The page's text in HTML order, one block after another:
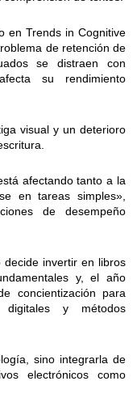
en Trends in Cognitive
de retención de
se distraen con
su rendimiento
visual y un deterioro
afectando tanto a la
en tareas simples»,
de desempeño
invertir en libros
y, el año
concientización para
y métodos
sino integrarla de
electrónicos como